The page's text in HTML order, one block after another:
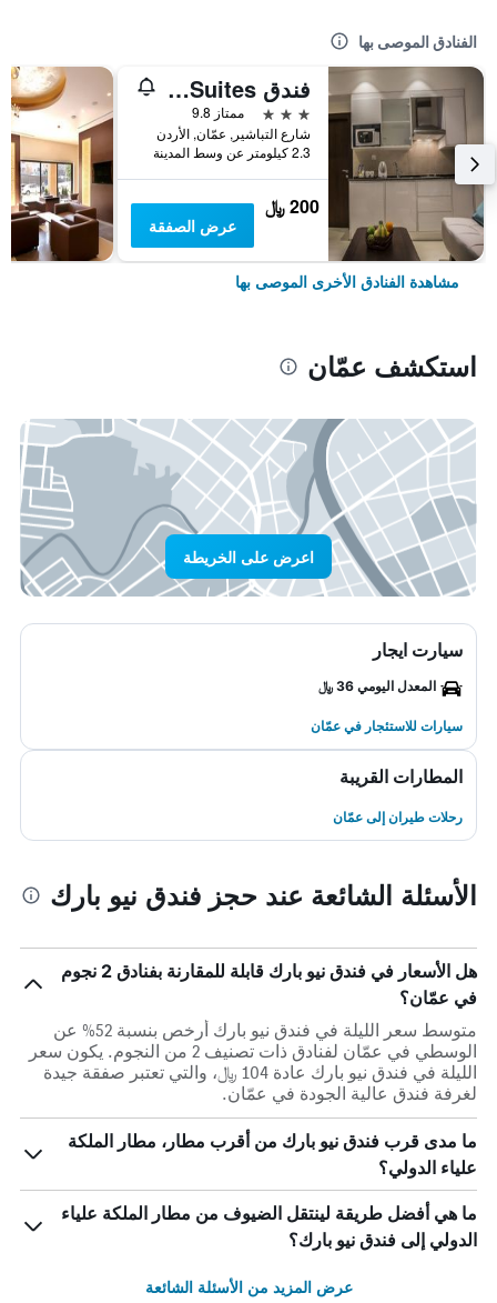
الفنادق الموصى بها
فندق Naylover Suites
3 نجوم
ممتاز 9.8
شارع التباشير, عمّان, الأردن
2.3 كيلومتر عن وسط المدينة
200 ﷼
عرض الصفقة
مشاهدة الفنادق الأخرى الموصى بها
استكشف عمّان
اعرض على الخريطة
سيارت ايجار
المعدل اليومي 36 ﷼
سيارات للاستئجار في عمّان
المطارات القريبة
رحلات طيران إلى عمّان
الأسئلة الشائعة عند حجز فندق نيو بارك
هل الأسعار في فندق نيو بارك قابلة للمقارنة بفنادق 2 نجوم
في عمّان؟
متوسط سعر الليلة في فندق نيو بارك أرخص بنسبة 52% عن
الوسطي في عمّان لفنادق ذات تصنيف 2 من النجوم. يكون سعر
الليلة في فندق نيو بارك عادة 104 ﷼، والتي تعتبر صفقة جيدة
لغرفة فندق عالية الجودة في عمّان.
ما مدى قرب فندق نيو بارك من أقرب مطار، مطار الملكة
علياء الدولي؟
ما هي أفضل طريقة لينتقل الضيوف من مطار الملكة علياء
الدولي إلى فندق نيو بارك؟
عرض المزيد من الأسئلة الشائعة